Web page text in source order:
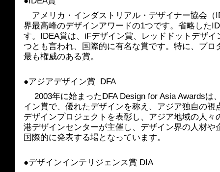
アメリカ・インダストリアル・デザイナー協会（
界最高峰のデザインアワードの1つです。省略した
す。IDEA賞は、iFデザイン賞、レッドドットデザ
つとも言われ、国際的に有名な賞です。特に、プロ
最も権威のある賞。
●アジアデザイン賞  DFA
2003年に始まったDFA Design for Asia Awardsは
イン賞で、優れたデザインを称え、アジア独自の
デザインプロジェクトを表彰し、アジア地域の人
港デザインセンターが主催し、デザイン界の人材や
国際的に発表する場となっています。
●デザインインテリジェンス賞 DIA